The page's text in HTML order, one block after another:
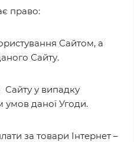
право:
Сайтом, а
Сайту.
Сайту у випадку
даної Угоди.
за товари Інтернет –